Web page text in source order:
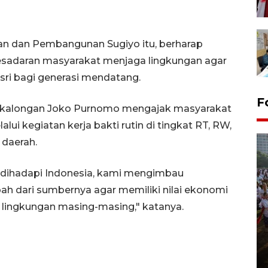
dan Pembangunan Sugiyo itu, berharap
masyarakat menjaga lingkungan agar
bagi generasi mendatang.
Joko Purnomo mengajak masyarakat
kegiatan kerja bakti rutin di tingkat RT, RW,
Indonesia, kami mengimbau
dari sumbernya agar memiliki nilai ekonomi
masing-masing," katanya.